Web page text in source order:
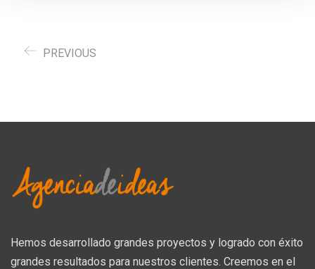
PREVIOUS
Hemos desarrollado grandes proyectos y logrado con éxito
grandes resultados para nuestros clientes. Creemos en el